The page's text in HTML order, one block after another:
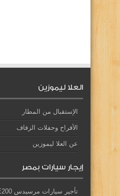
العلا ليموزين
الإستقبال من المطار
الأفراح وحفلات الزفاف
عن العلا ليموزين
إيجار سيارات بمصر